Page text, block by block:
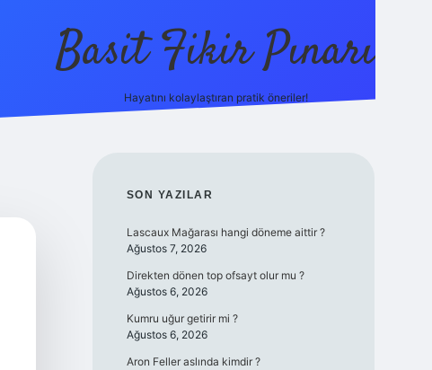
Basit Fikir Pınarı
Hayatını kolaylaştıran pratik öneriler!
SIDEBAR
SON YAZILAR
Lascaux Mağarası hangi döneme aittir ?
Ağustos 7, 2026
Direkten dönen top ofsayt olur mu ?
Ağustos 6, 2026
Kumru uğur getirir mi ?
Ağustos 6, 2026
Aron Feller aslında kimdir ?